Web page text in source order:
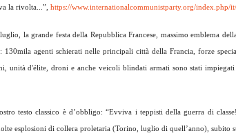
la rivolta...”, https://www.internationalcommunistparty.org/
la grande festa della Repubblica Francese, massimo emblema
130mila agenti schierati nelle principali città della Francia, forze
unità d'élite, droni e anche veicoli blindati armati sono stati
testo classico è d’obbligo: “Evviva i teppisti della guerra di
esplosioni di collera proletaria (Torino, luglio di quell’anno), subito